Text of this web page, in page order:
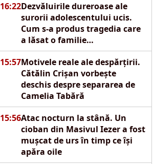
16:22Dezvăluirile dureroase ale
surorii adolescentului ucis.
Cum s-a produs tragedia care
a lăsat o familie
îngenuncheată de durere
15:57Motivele reale ale despărțirii.
Cătălin Crișan vorbește
deschis despre separarea de
Camelia Tabără
15:56Atac nocturn la stână. Un
cioban din Masivul Iezer a fost
mușcat de urs în timp ce își
apăra oile